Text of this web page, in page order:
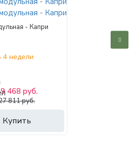
- Капри
недели
Купить
468 руб.
811 руб.